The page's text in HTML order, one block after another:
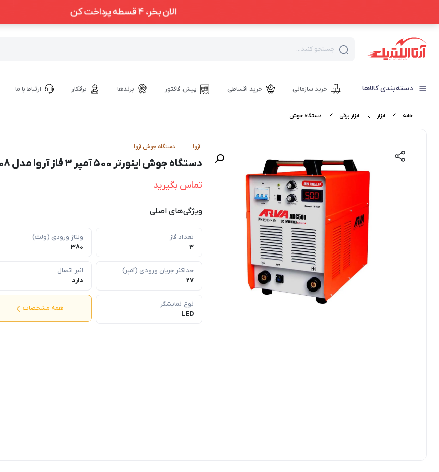
جستجو کنید...
دسته‌بندی کالاها خرید سازمانی خرید اقساطی پیش فاکتور برندها برقکار ارتباط با ما
خانه ابزار ابزار برقی دستگاه جوش
آروا دستگاه جوش آروا
دستگاه جوش اینورتر ۵۰۰ آمپر ۳ فاز آروا مدل ۲۱۰۸
تماس بگیرید
ویژگی‌های اصلی
تعداد فاز
3
ولتاژ ورودی (ولت)
380
حداکثر جریان ورودی (آمپر)
27
انبر اتصال
دارد
نوع نمایشگر
LED
همه مشخصات